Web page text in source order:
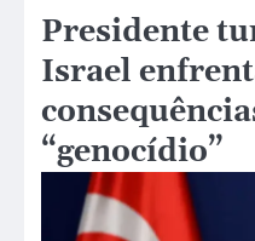
Presidente
Israel
“genocídio”